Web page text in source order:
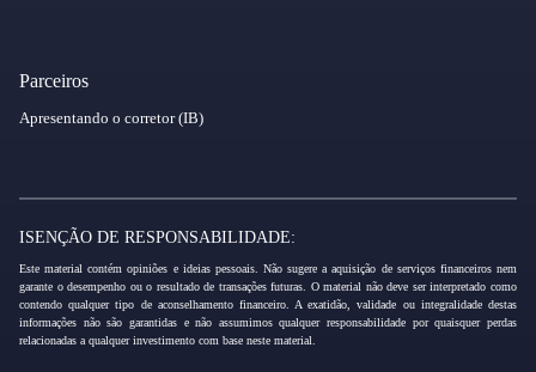
Parceiros
Apresentando o corretor (IB)
ISENÇÃO DE RESPONSABILIDADE:
Este material contém opiniões e ideias pessoais. Não sugere a aquisição de serviços financeiros nem
garante o desempenho ou o resultado de transações futuras. O material não deve ser interpretado como
contendo qualquer tipo de aconselhamento financeiro. A exatidão, validade ou integralidade destas
informações não são garantidas e não assumimos qualquer responsabilidade por quaisquer perdas
relacionadas a qualquer investimento com base neste material.